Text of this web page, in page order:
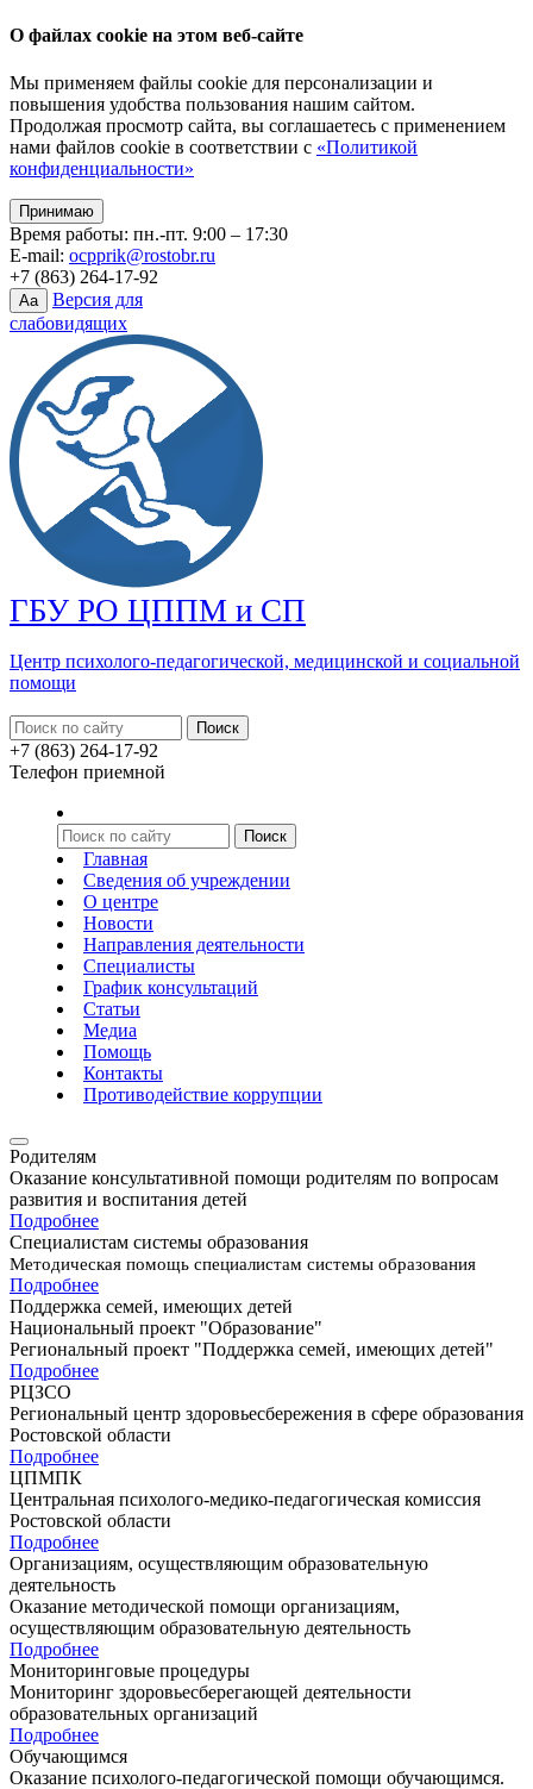
О файлах cookie на этом веб-сайте
Мы применяем файлы cookie для персонализации и
повышения удобства пользования нашим сайтом.
Продолжая просмотр сайта, вы соглашаетесь с применением
нами файлов cookie в соответствии с «Политикой
конфиденциальности»
Принимаю
Время работы: пн.-пт. 9:00 – 17:30
E-mail: ocpprik@rostobr.ru
+7 (863) 264-17-92
Aa
Версия для
слабовидящих
ГБУ РО ЦППМ и СП
Центр психолого-педагогической, медицинской и социальной
помощи
+7 (863) 264-17-92
Телефон приемной
Главная
Сведения об учреждении
О центре
Новости
Направления деятельности
Специалисты
График консультаций
Статьи
Медиа
Помощь
Контакты
Противодействие коррупции
Родителям
Оказание консультативной помощи родителям по вопросам
развития и воспитания детей
Подробнее
Специалистам системы образования
Методическая помощь специалистам системы образования
Подробнее
Поддержка семей, имеющих детей
Национальный проект "Образование"
Региональный проект "Поддержка семей, имеющих детей"
Подробнее
РЦЗСО
Региональный центр здоровьесбережения в сфере образования
Ростовской области
Подробнее
ЦПМПК
Центральная психолого-медико-педагогическая комиссия
Ростовской области
Подробнее
Организациям, осуществляющим образовательную
деятельность
Оказание методической помощи организациям,
осуществляющим образовательную деятельность
Подробнее
Мониторинговые процедуры
Мониторинг здоровьесберегающей деятельности
образовательных организаций
Подробнее
Обучающимся
Оказание психолого-педагогической помощи обучающимcя.